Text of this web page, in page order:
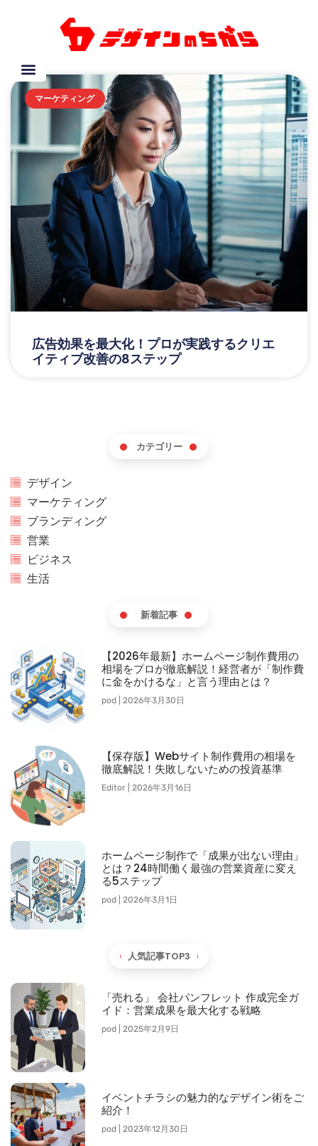
マーケティング
広告効果を最大化！プロが実践するクリエ
イティブ改善の8ステップ
カテゴリー
デザイン
マーケティング
ブランディング
営業
ビジネス
生活
新着記事
【2026年最新】ホームページ制作費用の
相場をプロが徹底解説！経営者が「制作費
に金をかけるな」と言う理由とは？
pod 2026年3月30日
【保存版】Webサイト制作費用の相場を
徹底解説！失敗しないための投資基準
Editor 2026年3月16日
ホームページ制作で「成果が出ない理由」
とは？24時間働く最強の営業資産に変え
る5ステップ
pod 2026年3月1日
人気記事TOP3
「売れる」 会社パンフレット 作成完全ガ
イド：営業成果を最大化する戦略
pod 2025年2月9日
イベントチラシの魅力的なデザイン術をご
紹介！
pod 2023年12月30日